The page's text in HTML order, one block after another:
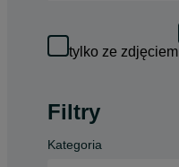
tylko ze zdjęciem
Filtry
Kategoria